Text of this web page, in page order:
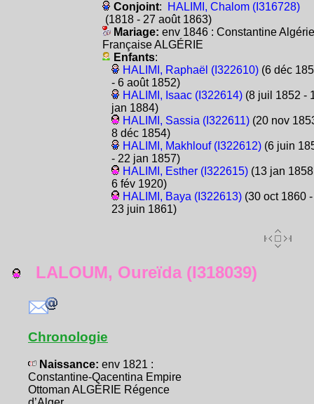
Conjoint:
HALIMI, Chalom (I316728)
(1818 - 27 août 1863)
Mariage: env 1846 : Constantine Algérie
Française ALGÉRIE
Enfants:
HALIMI, Raphaël (I322610)(6 déc
- 6 août 1852)
HALIMI, Isaac (I322614)(8 juil 1852 -
jan 1884)
HALIMI, Sassia (I322611)(20 nov
8 déc 1854)
HALIMI, Makhlouf (I322612)(6 juin
- 22 jan 1857)
HALIMI, Esther (I322615)(13 jan
6 fév 1920)
HALIMI, Baya (I322613)(30 oct 1860 -
23 juin 1861)
LALOUM, Oureïda (I318039)
Chronologie
Naissance: env 1821 :
Constantine-Qacentina Empire
Ottoman ALGÉRIE Régence